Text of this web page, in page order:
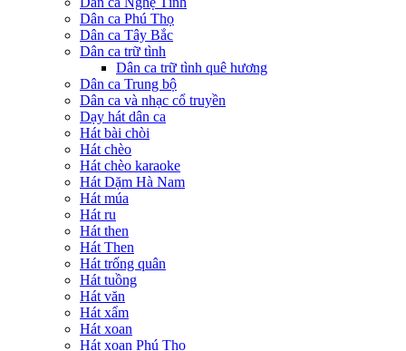
Dân ca Phú Thọ
Dân ca Tây Bắc
Dân ca trữ tình
Dân ca trữ tình quê hương
Dân ca Trung bộ
Dân ca và nhạc cổ truyền
Dạy hát dân ca
Hát bài chòi
Hát chèo
Hát chèo karaoke
Hát Dặm Hà Nam
Hát múa
Hát ru
Hát then
Hát Then
Hát trống quân
Hát tuồng
Hát văn
Hát xẩm
Hát xoan
Hát xoan Phú Thọ